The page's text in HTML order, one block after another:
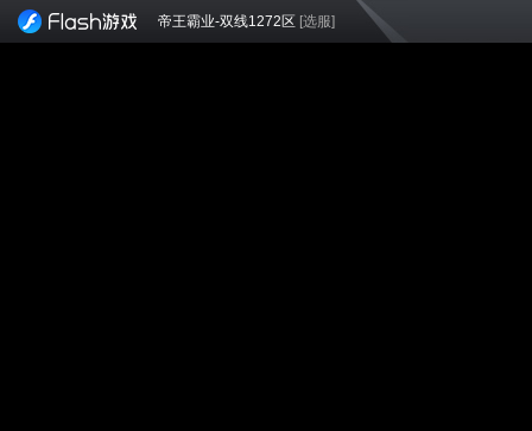
帝王霸业-双线1272区 [选服]